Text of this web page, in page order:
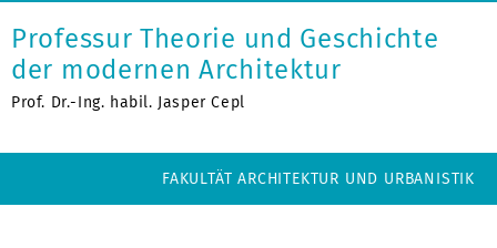
Professur Theorie und Geschichte
der modernen Architektur
Prof. Dr.-Ing. habil. Jasper Cepl
FAKULTÄT ARCHITEKTUR UND URBANISTIK